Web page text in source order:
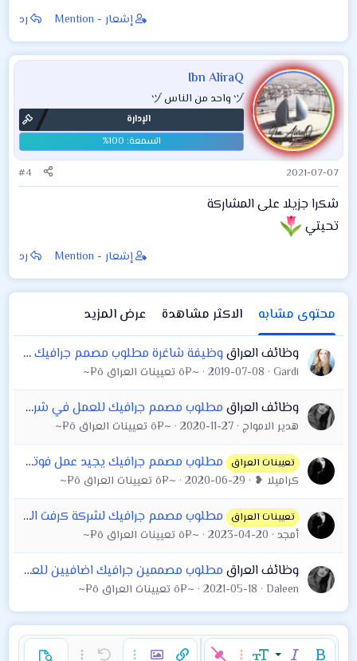
إشعار - Mention رد
Ibn AliraQ
ヅ واحد من الناس ヅ
الإدارة
2021-07-07
#4
شكرا جزيلا على المشاركة
تحيتي
إشعار - Mention رد
محتوى مشابه الاكثر مشاهدة
عرض المزيد
وظائف العراقوظيفة شاغرة مطلوب مصمم جرافيك ومونتير يجيد العمل على البرامج التالية : Adobe premire
Gardi
2019-07-08 ~¤ô تعيينات العراق ô¤~
وظائف العراق مطلوب مصمم جرافيك للعمل في شركة المعمار للوكالات التجارية
هدير الامواج 2020-11-27 ~¤ô تعيينات العراق ô¤~
تعيينات العراق مطلوب مصمم جرافيك يجيد عمل فوتوشوب و سينما فور دي والستريتر وبرامج اللازمة للتصاميم
كراميلا ❥ 2020-06-29 ~¤ô تعيينات العراق ô¤~
تعيينات العراق مطلوب مصمم جرافيك لشركة كرفت العبيدي للتجارة العامة الكائنة في بغداد - كرادة خارج
أمجد 2023-04-20 ~¤ô تعيينات العراق ô¤~
وظائف العراق مطلوب مصممين جرافيك اضافيين للعمل في شركة المعمار للوكالات التجارية دوام كامل في الشركة اوقات الدوام من 8 صباحاً حتى 4 عصراً براتب شهري
Daleen
2021-05-18 ~¤ô تعيينات العراق ô¤~